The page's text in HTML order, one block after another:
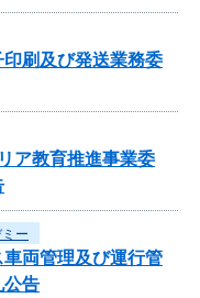
刷及び発送業務委
ア教育推進事業委
ー
両管理及び運行管
公告